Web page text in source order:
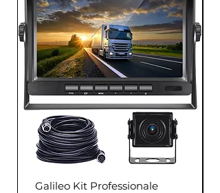
Galileo Kit Professionale